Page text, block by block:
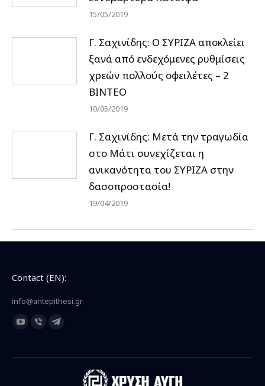
15/05/2019
Γ. Σαχινίδης: Ο ΣΥΡΙΖΑ αποκλείει
ξανά από ενδεχόμενες ρυθμίσεις
χρεών πολλούς οφειλέτες – 2
ΒΙΝΤΕΟ
10/05/2019
Γ. Σαχινίδης: Μετά την τραγωδία
στο Μάτι συνεχίζεται η
ανικανότητα του ΣΥΡΙΖΑ στην
δασοπροστασία!
19/04/2019
Contact (EN):
info@antepithesi.gr
Find us on:
YouTube
opens
Viber
opens
Telegram
opens